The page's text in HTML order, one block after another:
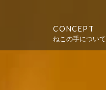
CONCEPT
ねこの手について